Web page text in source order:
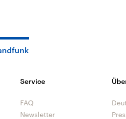
Service
FAQ
Newsletter